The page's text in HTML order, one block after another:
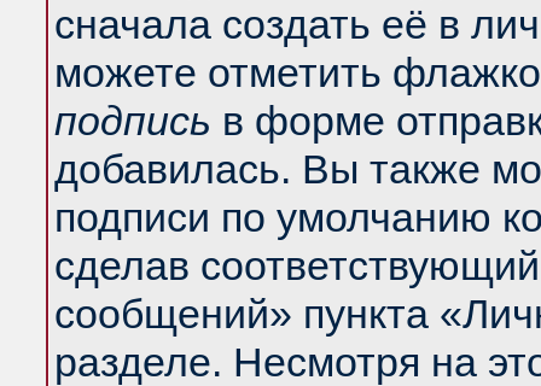
сначала создать её в
можете отметить
подпись в форме
добавилась. Вы также
подписи по умолчанию
сделав
сообщений» пункта
разделе. Несмотря на